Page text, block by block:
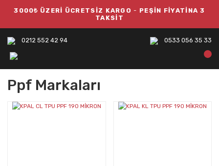
3000₺ ÜZERİ ÜCRETSİZ KARGO - PEŞİN FİYATİNA 3
TAKSİT
0212 552 42 94 0533 056 35 33
Ppf Markaları